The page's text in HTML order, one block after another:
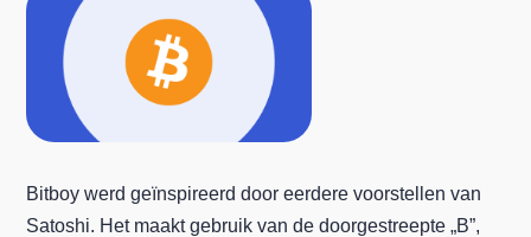
Bitboy werd geïnspireerd door eerdere voorstellen van
Satoshi. Het maakt gebruik van de doorgestreepte „B”,